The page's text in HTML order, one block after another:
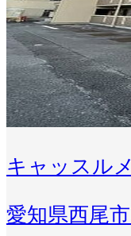
キャッスル
愛知県西尾